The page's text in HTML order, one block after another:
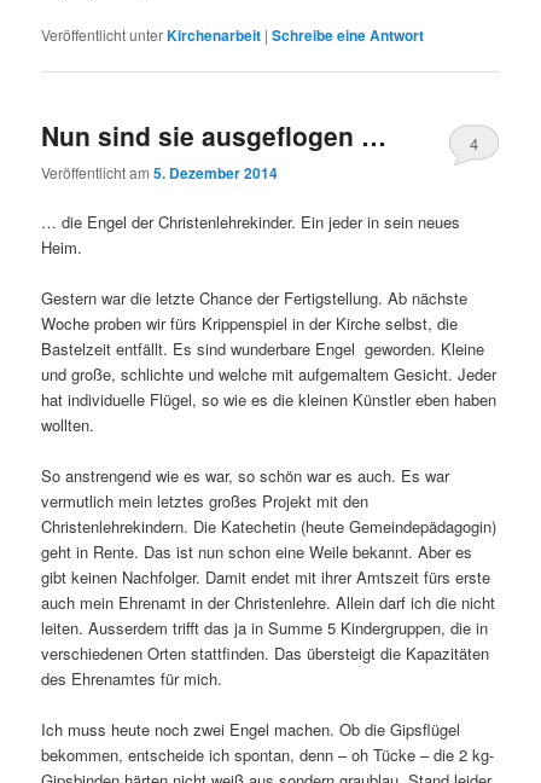
Veröffentlicht unterKirchenarbeit |Schreibe eine Antwort
Nun sind sie ausgeflogen …
Veröffentlicht am5. Dezember 2014
4
… die Engel der Christenlehrekinder. Ein jeder in sein neues
Heim.
Gestern war die letzte Chance der Fertigstellung. Ab nächste
Woche proben wir fürs Krippenspiel in der Kirche selbst, die
Bastelzeit entfällt. Es sind wunderbare Engel geworden. Kleine
und große, schlichte und welche mit aufgemaltem Gesicht. Jeder
hat individuelle Flügel, so wie es die kleinen Künstler eben haben
wollten.
So anstrengend wie es war, so schön war es auch. Es war
vermutlich mein letztes großes Projekt mit den
Christenlehrekindern. Die Katechetin (heute Gemeindepädagogin)
geht in Rente. Das ist nun schon eine Weile bekannt. Aber es
gibt keinen Nachfolger. Damit endet mit ihrer Amtszeit fürs erste
auch mein Ehrenamt in der Christenlehre. Allein darf ich die nicht
leiten. Ausserdem trifft das ja in Summe 5 Kindergruppen, die in
verschiedenen Orten stattfinden. Das übersteigt die Kapazitäten
des Ehrenamtes für mich.
Ich muss heute noch zwei Engel machen. Ob die Gipsflügel
bekommen, entscheide ich spontan, denn – oh Tücke – die 2 kg-